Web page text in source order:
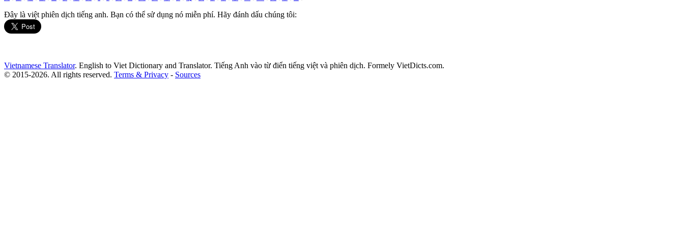
Đây là việt phiên dịch tiếng anh. Bạn có thể sử dụng nó miễn phí. Hãy đánh dấu chúng tôi:
Vietnamese Translator. English to Viet Dictionary and Translator. Tiếng Anh vào từ điển tiếng việt và phiên dịch. Formely VietDicts.com.
© 2015-2026. All rights reserved. Terms & Privacy - Sources